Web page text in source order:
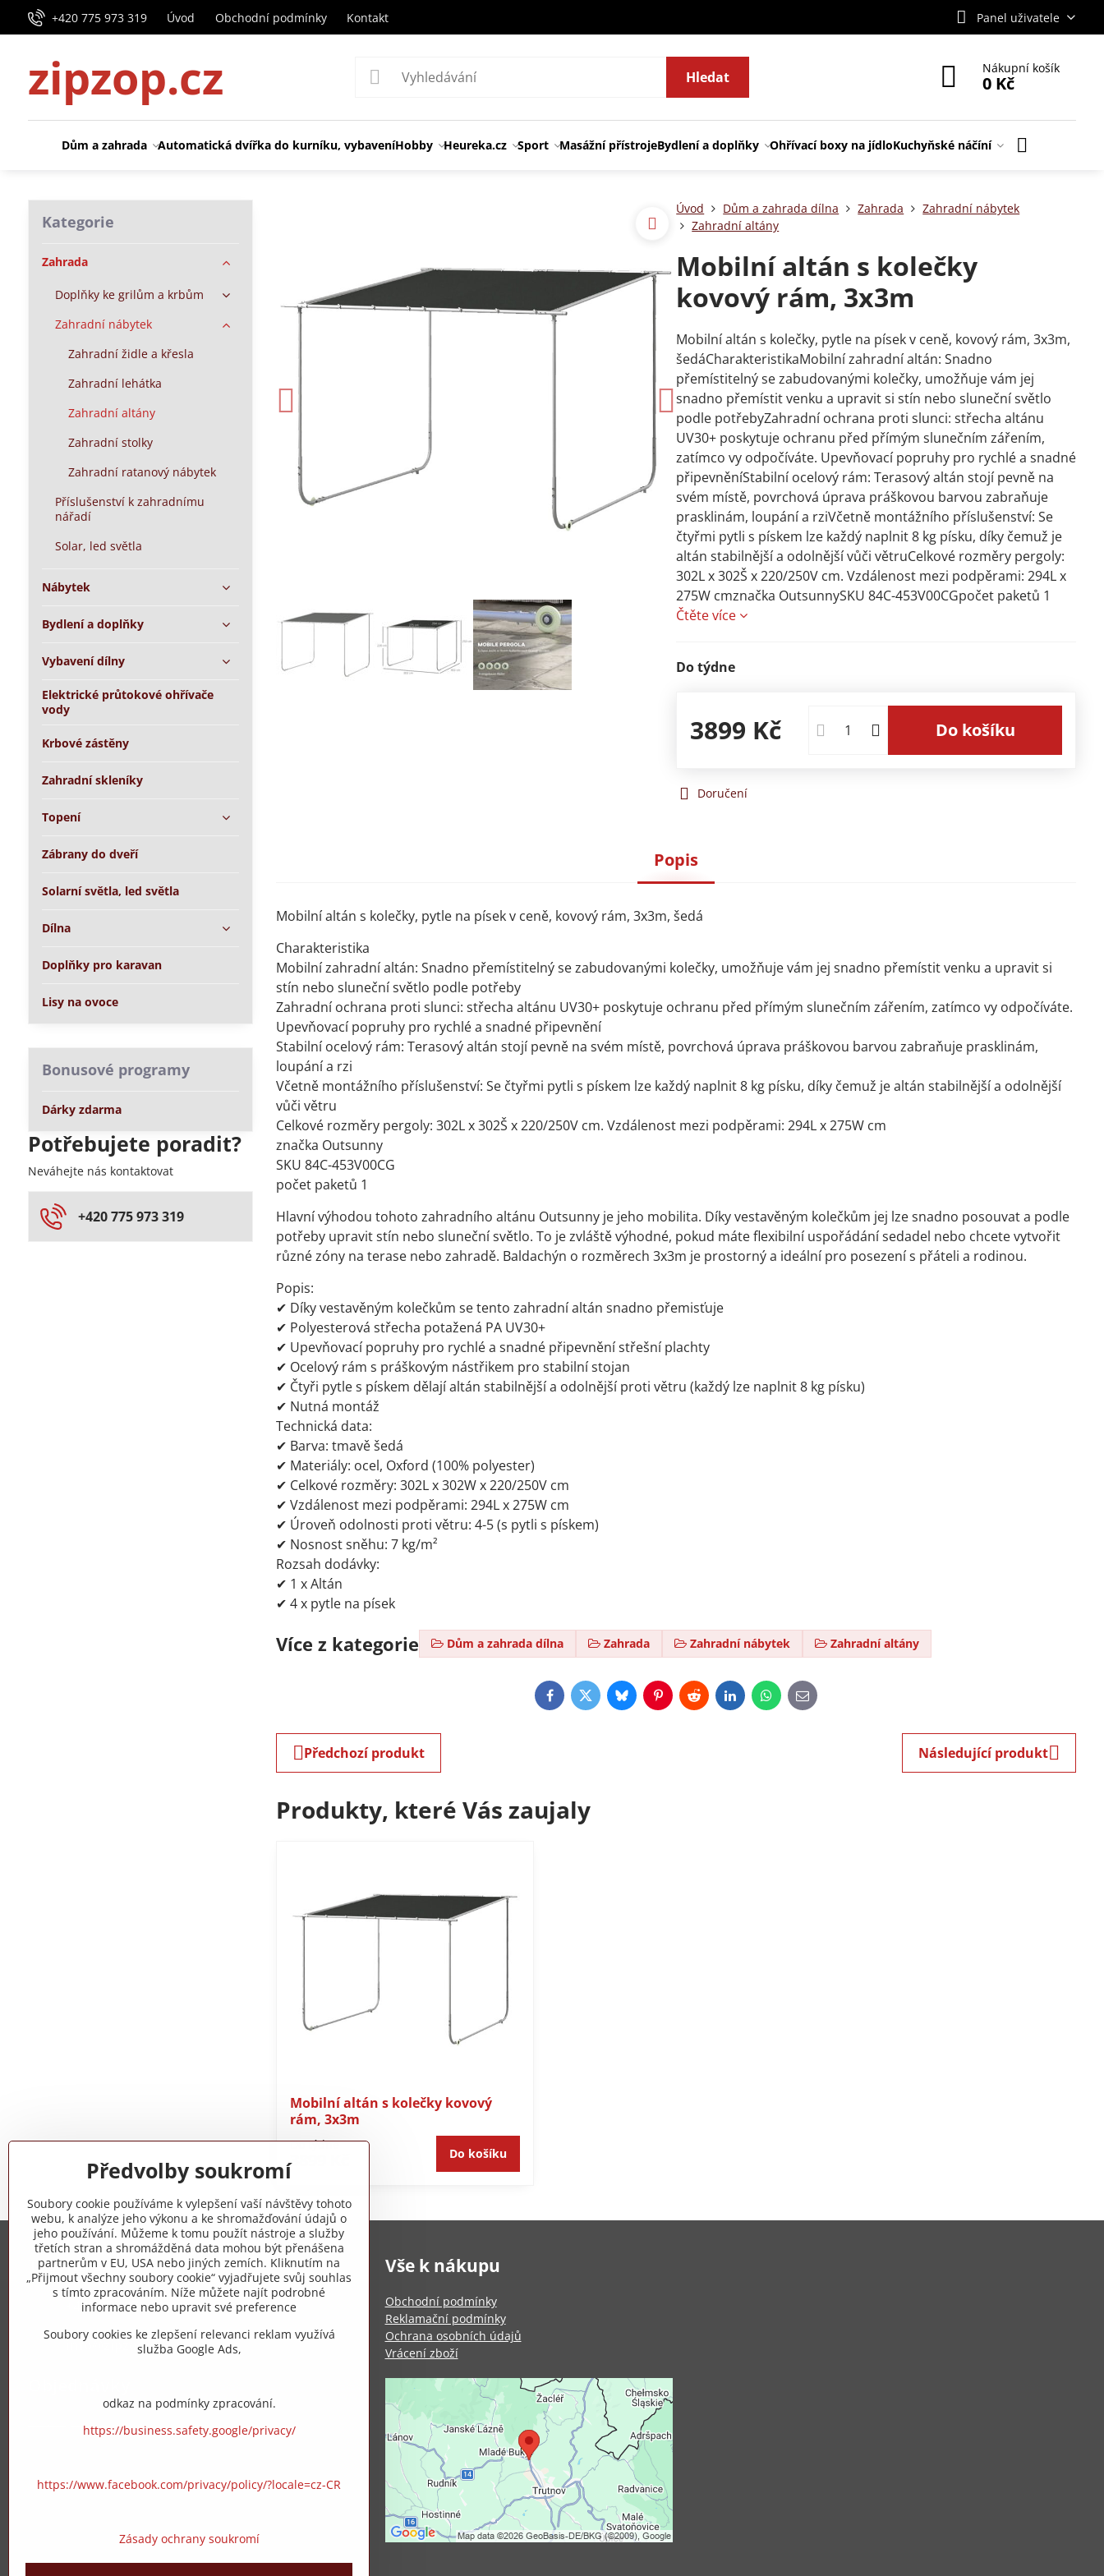
+420 775 973 319 Úvod Obchodní podmínky Kontakt Panel uživatele
zipzop.cz Hledat
Nákupní košík
0 Kč
Dům a zahrada Automatická dvířka do kurníku, vybaveníHobby Heureka.cz Sport Masážní přístrojeBydlení a doplňky Ohřívací boxy na jídloKuchyňské náčíní
Úvod Dům a zahrada dílna Zahrada
Zahradní nábytek
Zahradní altány
Mobilní altán s kolečky
kovový rám, 3x3m
Mobilní altán s kolečky, pytle na písek v ceně, kovový rám, 3x3m,
šedáCharakteristikaMobilní zahradní altán: Snadno
přemístitelný se zabudovanými kolečky, umožňuje vám jej
snadno přemístit venku a upravit si stín nebo sluneční světlo
podle potřebyZahradní ochrana proti slunci: střecha altánu
UV30+ poskytuje ochranu před přímým slunečním zářením,
zatímco vy odpočíváte. Upevňovací popruhy pro rychlé a snadné
připevněníStabilní ocelový rám: Terasový altán stojí pevně na
svém místě, povrchová úprava práškovou barvou zabraňuje
prasklinám, loupání a rziVčetně montážního příslušenství: Se
čtyřmi pytli s pískem lze každý naplnit 8 kg písku, díky čemuž je
altán stabilnější a odolnější vůči větruCelkové rozměry pergoly:
302L x 302Š x 220/250V cm. Vzdálenost mezi podpěrami: 294L x
275W cmznačka OutsunnySKU 84C-453V00CGpočet paketů 1
Čtěte více
Do týdne
3899 Kč Do košíku
Doručení
Popis
Mobilní altán s kolečky, pytle na písek v ceně, kovový rám, 3x3m, šedá
Charakteristika
Mobilní zahradní altán: Snadno přemístitelný se zabudovanými kolečky, umožňuje vám jej snadno přemístit venku a upravit si
stín nebo sluneční světlo podle potřeby
Zahradní ochrana proti slunci: střecha altánu UV30+ poskytuje ochranu před přímým slunečním zářením, zatímco vy odpočíváte.
Upevňovací popruhy pro rychlé a snadné připevnění
Stabilní ocelový rám: Terasový altán stojí pevně na svém místě, povrchová úprava práškovou barvou zabraňuje prasklinám,
loupání a rzi
Včetně montážního příslušenství: Se čtyřmi pytli s pískem lze každý naplnit 8 kg písku, díky čemuž je altán stabilnější a odolnější
vůči větru
Celkové rozměry pergoly: 302L x 302Š x 220/250V cm. Vzdálenost mezi podpěrami: 294L x 275W cm
značka Outsunny
SKU 84C-453V00CG
počet paketů 1
Hlavní výhodou tohoto zahradního altánu Outsunny je jeho mobilita. Díky vestavěným kolečkům jej lze snadno posouvat a podle
potřeby upravit stín nebo sluneční světlo. To je zvláště výhodné, pokud máte flexibilní uspořádání sedadel nebo chcete vytvořit
různé zóny na terase nebo zahradě. Baldachýn o rozměrech 3x3m je prostorný a ideální pro posezení s přáteli a rodinou.
Popis:
✔ Díky vestavěným kolečkům se tento zahradní altán snadno přemisťuje
✔ Polyesterová střecha potažená PA UV30+
✔ Upevňovací popruhy pro rychlé a snadné připevnění střešní plachty
✔ Ocelový rám s práškovým nástřikem pro stabilní stojan
✔ Čtyři pytle s pískem dělají altán stabilnější a odolnější proti větru (každý lze naplnit 8 kg písku)
✔ Nutná montáž
Technická data:
✔ Barva: tmavě šedá
✔ Materiály: ocel, Oxford (100% polyester)
✔ Celkové rozměry: 302L x 302W x 220/250V cm
✔ Vzdálenost mezi podpěrami: 294L x 275W cm
✔ Úroveň odolnosti proti větru: 4-5 (s pytli s pískem)
✔ Nosnost sněhu: 7 kg/m²
Rozsah dodávky:
✔ 1 x Altán
✔ 4 x pytle na písek
Více z kategorie Dům a zahrada dílna Zahrada Zahradní nábytek Zahradní altány
FacebookTwitterBlueskyPinterestRedditLinkedInWhatsApp
E-
mail
Předchozí produkt Následující produkt
Produkty, které Vás zaujaly
Mobilní altán s kolečky kovový
rám, 3x3m
Do týdne
3899 Kč Do košíku
Kategorie
Zahrada
Doplňky ke grilům a krbům
Zahradní nábytek
Zahradní židle a křesla
Zahradní lehátka
Zahradní altány
Zahradní stolky
Zahradní ratanový nábytek
Příslušenství k zahradnímu
nářadí
Solar, led světla
Nábytek
Bydlení a doplňky
Vybavení dílny
Elektrické průtokové ohřívače
vody
Krbové zástěny
Zahradní skleníky
Topení
Zábrany do dveří
Solarní světla, led světla
Dílna
Doplňky pro karavan
Lisy na ovoce
Bonusové programy
Dárky zdarma
Potřebujete poradit?
Neváhejte nás kontaktovat
+420 775 973 319
Trovita s.r.o.
+420 775 973 319
info​@zipzop​.cz
Vše k nákupu
Obchodní podmínky
Reklamační podmínky
Ochrana osobních údajů
Vrácení zboží
Předvolby soukromí
Soubory cookie používáme k vylepšení vaší návštěvy tohoto
webu, k analýze jeho výkonu a ke shromažďování údajů o
jeho používání. Můžeme k tomu použít nástroje a služby
třetích stran a shromážděná data mohou být přenášena
partnerům v EU, USA nebo jiných zemích. Kliknutím na
„Přijmout všechny soubory cookie“ vyjadřujete svůj souhlas
s tímto zpracováním. Níže můžete najít podrobné
informace nebo upravit své preference
Soubory cookies ke zlepšení relevanci reklam využívá
služba Google Ads,
odkaz na podmínky zpracování.
https://business.safety.google/privacy/
https://www.facebook.com/privacy/policy/?locale=cz-CR
Zásady ochrany soukromí